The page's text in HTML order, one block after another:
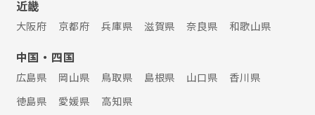
近畿
大阪府 京都府 兵庫県 滋賀県 奈良県 和歌山県
中国・四国
広島県 岡山県 鳥取県 島根県 山口県
香川県
徳島県
愛媛県 高知県